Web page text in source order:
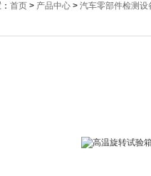
首页 > 产品中心 > 汽车零部件检测设